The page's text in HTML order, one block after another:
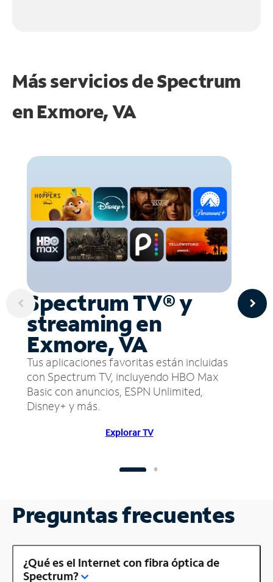
Más servicios de Spectrum
en Exmore, VA
Spectrum TV® y
streaming en
Exmore, VA
Tus aplicaciones favoritas están incluidas
con Spectrum TV, incluyendo HBO Max
Basic con anuncios, ESPN Unlimited,
Disney+ y más.
Explorar TV
Preguntas frecuentes
¿Qué es el Internet con fibra óptica de
Spectrum?